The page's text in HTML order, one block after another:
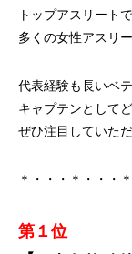
トップアスリート
多くの女性アスリ
代表経験も長いベ
キャプテンとして
ぜひ注目していた
＊・・・＊・・・
第１位